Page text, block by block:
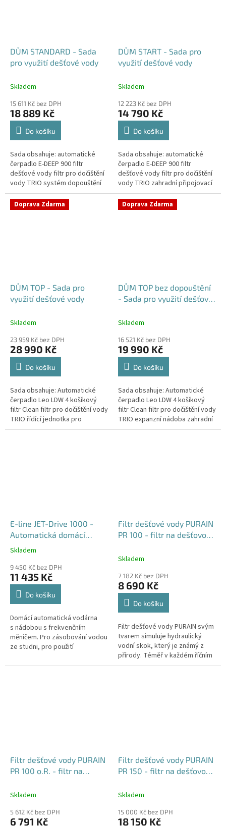
DŮM STANDARD - Sada
pro využití dešťové vody
Skladem
15 611 Kč bez DPH
18 889 Kč
Do košíku
Sada obsahuje: automatické
čerpadlo E-DEEP 900 filtr
dešťové vody filtr pro dočištění
vody TRIO systém dopouštění
nádrže zahradní připojovací
krabice HDPE hadice spojovací...
DŮM START - Sada pro
využití dešťové vody
Skladem
12 223 Kč bez DPH
14 790 Kč
Do košíku
Sada obsahuje: automatické
čerpadlo E-DEEP 900 filtr
dešťové vody filtr pro dočištění
vody TRIO zahradní připojovací
krabice HDPE hadice spojovací
materiál
Doprava Zdarma
DŮM TOP - Sada pro
využití dešťové vody
Skladem
23 959 Kč bez DPH
28 990 Kč
Do košíku
Sada obsahuje: Automatické
čerpadlo Leo LDW 4 košíkový
filtr Clean filtr pro dočištění vody
TRIO řídící jednotka pro
dopouštění nádrže expanzní
Doprava Zdarma
DŮM TOP bez dopouštění
- Sada pro využití dešťové
Skladem
16 521 Kč bez DPH
19 990 Kč
Do košíku
Sada obsahuje: Automatické
čerpadlo Leo LDW 4 košíkový
filtr Clean filtr pro dočištění vody
TRIO expanzní nádoba zahradní
připojovací krabice HDPE hadice
E-line JET-Drive 1000 -
Automatická domácí
vodárna s frekvenčním
domy
Průměrné
produktu
je
5,0
hvězdiček.
Skladem
9 450 Kč bez DPH
11 435 Kč
Do košíku
Domácí automatická vodárna
s nádobou s frekvenčním
měničem. Pro zásobování vodou
ze studni, pro použití
zahradách a pro zavlažování....
Filtr dešťové vody PURAIN
PR 100 - filtr na dešťovou
Skladem
7 182 Kč bez DPH
8 690 Kč
Do košíku
Filtr dešťové vody PURAIN svým
tvarem simuluje hydraulický
vodní skok, který je známý z
přírody. Téměř v každém říčním
proudu můžete pozorovat, jak
Filtr dešťové vody PURAIN
PR 100 o.R. - filtr na
Skladem
5 612 Kč bez DPH
6 791 Kč
Filtr dešťové vody PURAIN
PR 150 - filtr na dešťovou
Skladem
15 000 Kč bez DPH
18 150 Kč